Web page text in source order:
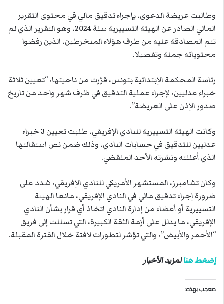
وطالبت عريضة الدعوى، بإجراء تدقيق مالي في محتوى التقرير
المالي الصادر عن الهيئة التسييرية سنة 2024، وهو التقرير الذي لم
تتم المصادقة عليه من طرف هؤلاء المنخرطين، الذين رفضوا
محتوياته جملة وتفصيلا.
رئاسة المحكمة الإبتدائية بتونس، قرّرت من ناحيتها، “تعيين ثلاثة
خبراء عدليين، لإجراء عملية التدقيق في ظرف شهر واحد من تاريخ
صدور الإذن على العريضة”.
وكانت الهيئة التسييرية للنادي الإفريقي، طلبت تعيين 3 خبراء
عدليين للتدقيق في حسابات النادي، وذلك ضمن نص استقالتها
الذي أعلنته ونشرته الأحد المنقضي.
وكان تشامبرز، المستشهر الأمريكي للنادي الإفريقي، شدد على
ضرورة إجراء تدقيق مالي في النادي الإفريقي، مانعا الهيئة
التسييرية أو أعضاء من إدارة النادي اتخاذ أي قرار بشأن النادي
الإفريقي، ما يدلل على أزمة الثقة الكبيرة، التي تسللت إلى فريق
“الأحمر والأبيض”، والتي تؤشر لتطورات لافتة خلال الفترة المقبلة.
إضغط هنالمزيد الأخبار
معجب بهذه: